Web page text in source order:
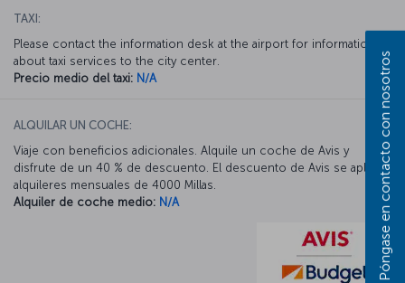
TAXI:
Please contact the information desk at the airport for information
about taxi services to the city center.
Precio medio del taxi: N/A
ALQUILAR UN COCHE:
Viaje con beneficios adicionales. Alquile un coche de Avis y
disfrute de un 40 % de descuento. El descuento de Avis se aplica a
alquileres mensuales de 4000 Millas.
Alquiler de coche medio: N/A Póngase en contacto con nosotros